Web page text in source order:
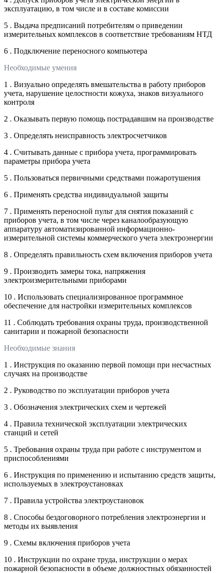
эксплуатацию, в том числе и в составе комиссии
5 . Выдача предписаний потребителям о приведении
измерительных комплексов в соответствие требованиям НТД
6 . Подключение переносного компьютера
Необходимые умения
1 . Визуально определять вмешательства в работу приборов
учета, нарушение целостности кожуха, знаков визуального
контроля
2 . Оказывать первую помощь пострадавшим на производстве
3 . Определять неисправность электросчетчиков
4 . Считывать данные с прибора учета, программировать
параметры прибора учета
5 . Пользоваться первичными средствами пожаротушения
6 . Применять средства индивидуальной защиты
7 . Применять переносной пульт для снятия показаний с
приборов учета, в том числе через каналообразующую
аппаратуру автоматизированной информационно-
измерительной системы коммерческого учета электроэнергии
8 . Определять правильность схем включения приборов учета
9 . Производить замеры тока, напряжения
электроизмерительными приборами
10 . Использовать специализированное программное
обеспечение для настройки измерительных комплексов
11 . Соблюдать требования охраны труда, производственной
санитарии и пожарной безопасности
Необходимые знания
1 . Инструкция по оказанию первой помощи при несчастных
случаях на производстве
2 . Руководство по эксплуатации приборов учета
3 . Обозначения электрических схем и чертежей
4 . Правила технической эксплуатации электрических
станций и сетей
5 . Требования охраны труда при работе с инструментом и
приспособлениями
6 . Инструкция по применению и испытанию средств защиты,
используемых в электроустановках
7 . Правила устройства электроустановок
8 . Способы бездоговорного потребления электроэнергии и
методы их выявления
9 . Схемы включения приборов учета
10 . Инструкции по охране труда, инструкции о мерах
пожарной безопасности в объеме должностных обязанностей